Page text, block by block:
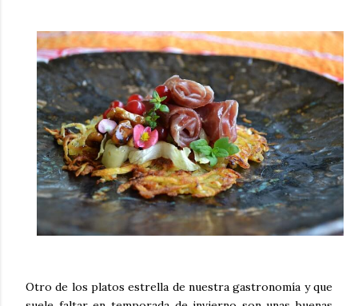
Otro de los platos estrella de nuestra gastronomía y que